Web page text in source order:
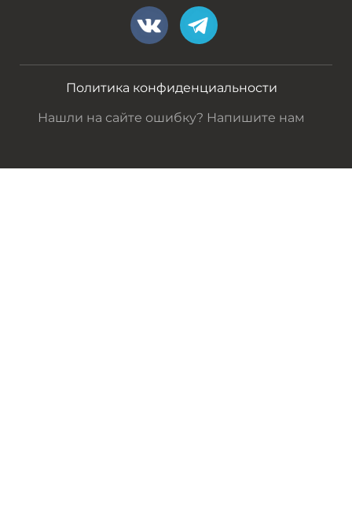
Политика конфиденциальности
Нашли на сайте ошибку? Напишите нам